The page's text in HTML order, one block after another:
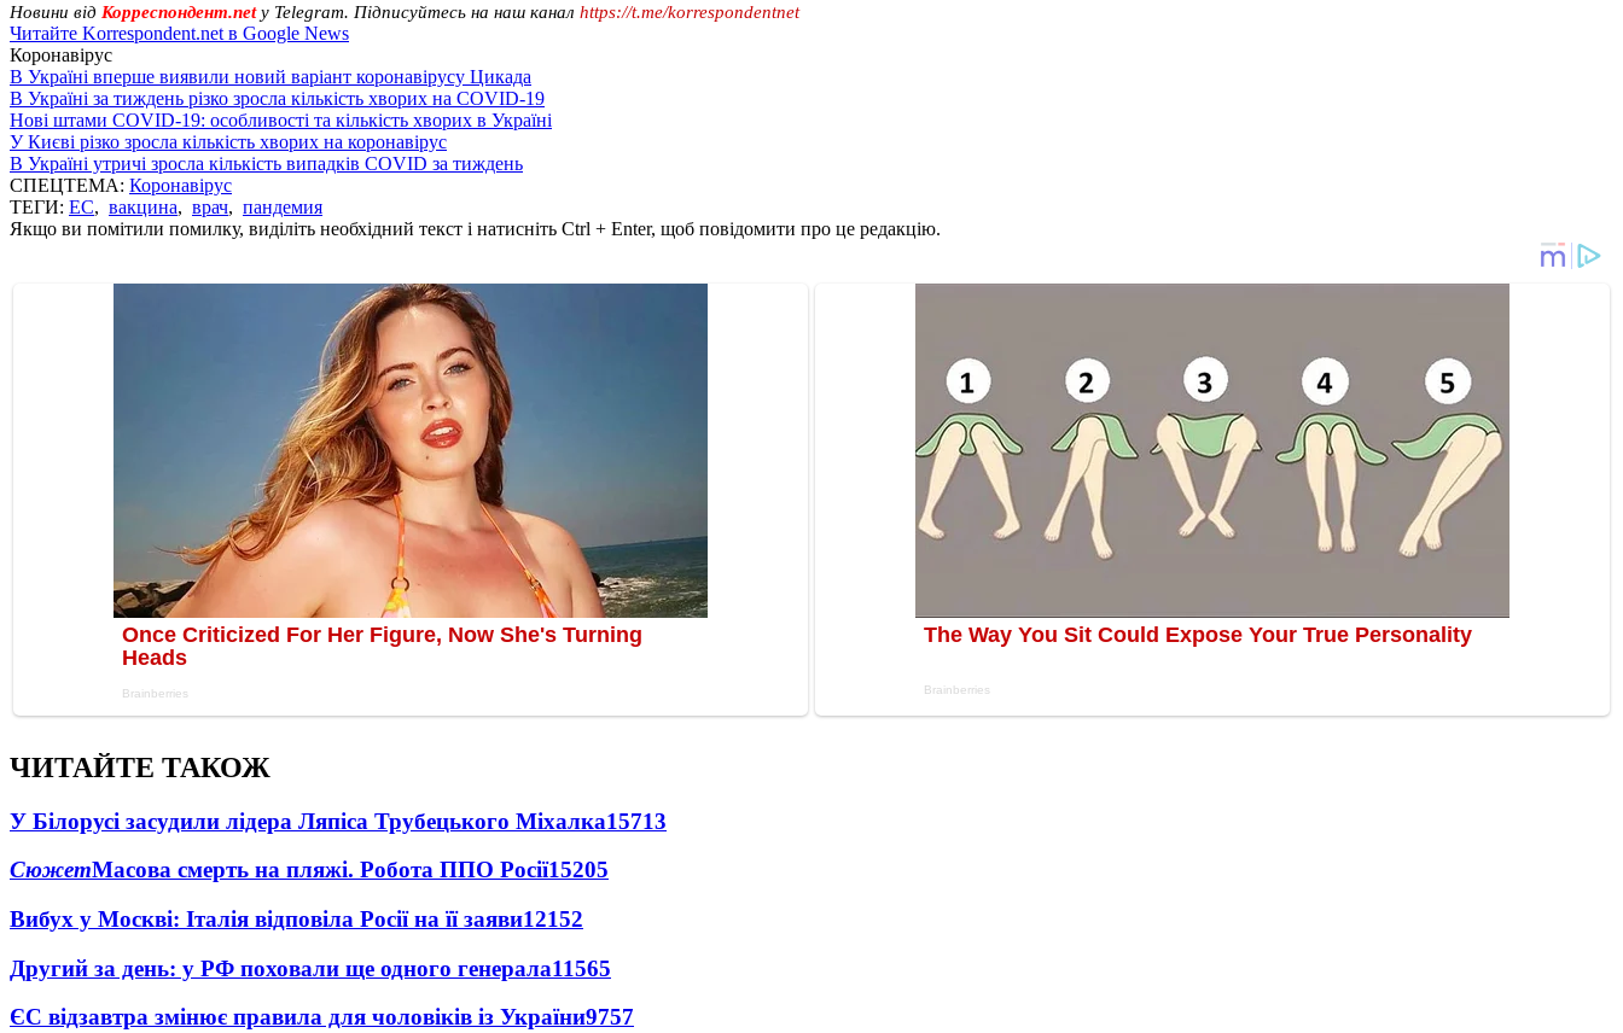
Новини від Корреспондент.netу Telegram. Підписуйтесь на наш канал https://t.me/korrespondentnet
Читайте Korrespondent.net в Google News
Коронавірус
В Україні вперше виявили новий варіант коронавірусу Цикада
В Україні за тиждень різко зросла кількість хворих на COVID-19
Нові штами COVID-19: особливості та кількість хворих в Україні
У Києві різко зросла кількість хворих на коронавірус
В Україні утричі зросла кількість випадків COVID за тиждень
СПЕЦТЕМА: Коронавірус
ТЕГИ: ЕС, вакцина, врач, пандемия
Якщо ви помітили помилку, виділіть необхідний текст і натисніть Ctrl + Enter, щоб повідомити про це редакцію.
ЧИТАЙТЕ ТАКОЖ
У Білорусі засудили лідера Ляпіса Трубецького Міхалка15713
СюжетМасова смерть на пляжі. Робота ППО Росії15205
Вибух у Москві: Італія відповіла Росії на її заяви12152
Другий за день: у РФ поховали ще одного генерала11565
ЄС відзавтра змінює правила для чоловіків із України9757